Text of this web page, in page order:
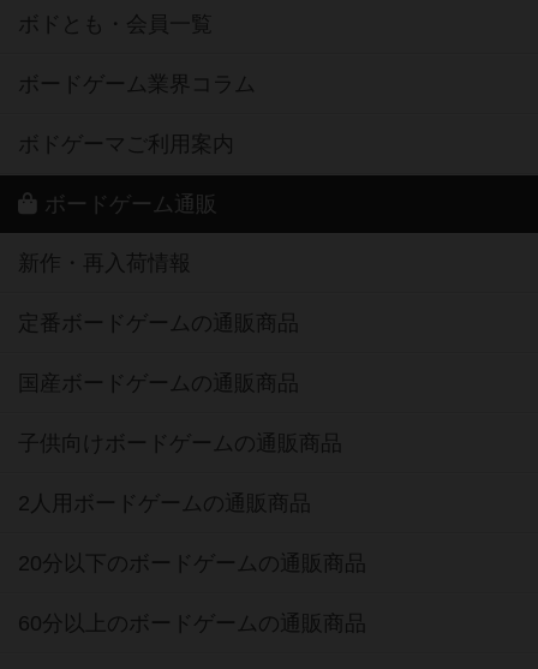
ボドとも・会員一覧
ボードゲーム業界コラム
ボドゲーマご利用案内
ボードゲーム通販
新作・再入荷情報
定番ボードゲームの通販商品
国産ボードゲームの通販商品
子供向けボードゲームの通販商品
2人用ボードゲームの通販商品
20分以下のボードゲームの通販商品
60分以上のボードゲームの通販商品